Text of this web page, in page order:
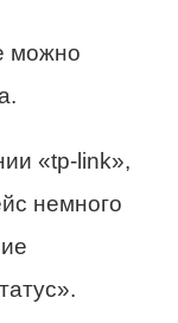
можно
«tp-link»,
немного